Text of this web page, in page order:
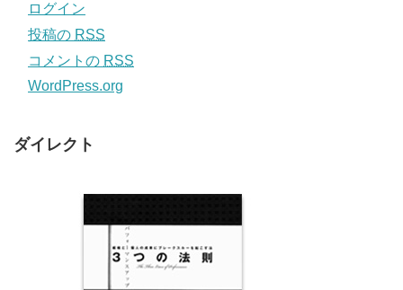
ログイン
投稿の RSS
コメントの RSS
WordPress.org
ダイレクト